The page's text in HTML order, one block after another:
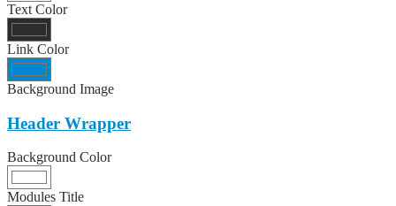
Text Color
Link Color
Background Image
Header Wrapper
Background Color
Modules Title